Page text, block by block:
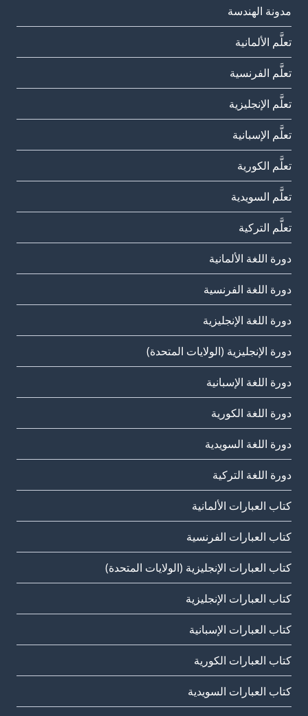
مدونة الهندسة
تعلَّم الألمانية
تعلَّم الفرنسية
تعلَّم الإنجليزية
تعلَّم الإسبانية
تعلَّم الكورية
تعلَّم السويدية
تعلَّم التركية
دورة اللغة الألمانية
دورة اللغة الفرنسية
دورة اللغة الإنجليزية
دورة الإنجليزية (الولايات المتحدة)
دورة اللغة الإسبانية
دورة اللغة الكورية
دورة اللغة السويدية
دورة اللغة التركية
كتاب العبارات الألمانية
كتاب العبارات الفرنسية
كتاب العبارات الإنجليزية (الولايات المتحدة)
كتاب العبارات الإنجليزية
كتاب العبارات الإسبانية
كتاب العبارات الكورية
كتاب العبارات السويدية